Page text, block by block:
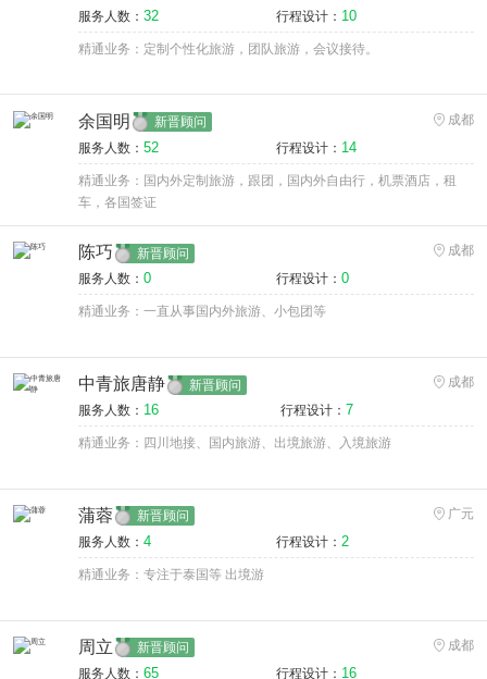
服务人数： 32 行程设计： 10
精通业务：定制个性化旅游，团队旅游，会议接待。
余国明 新晋顾问
成都
服务人数： 52 行程设计： 14
精通业务：国内外定制旅游，跟团，国内外自由行，机票酒店，租
车，各国签证
陈巧 新晋顾问
成都
服务人数： 0 行程设计： 0
精通业务：一直从事国内外旅游、小包团等
中青旅唐静 新晋顾问
成都
服务人数： 16 行程设计： 7
精通业务：四川地接、国内旅游、出境旅游、入境旅游
蒲蓉 新晋顾问
广元
服务人数： 4 行程设计： 2
精通业务：专注于泰国等 出境游
周立 新晋顾问
成都
服务人数： 65 行程设计： 16